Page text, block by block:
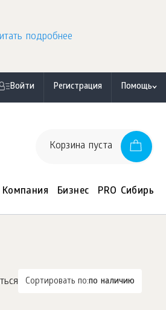
подробнее
Войти Регистрация Помощь
Корзина пуста
Компания Бизнес PRO Сибирь
Сортировать по:по наличию